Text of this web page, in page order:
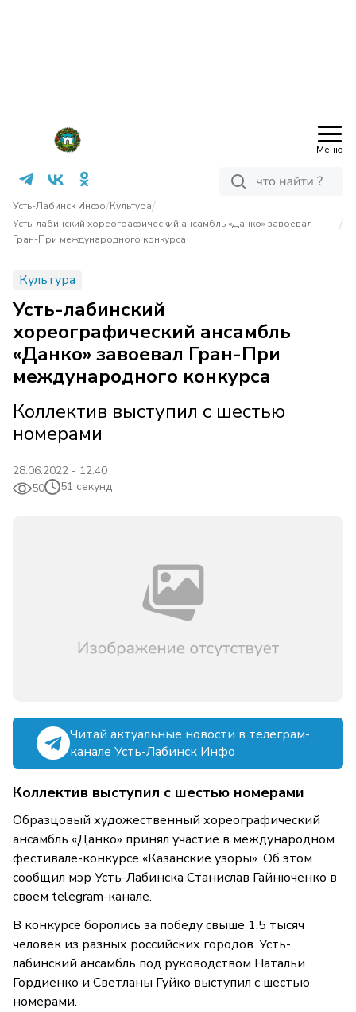
Меню
Усть-Лабинск Инфо/Культура/
Усть-лабинский хореографический ансамбль «Данко» завоевал
Гран-При международного конкурса
/
Культура
Усть-лабинский
хореографический ансамбль
«Данко» завоевал Гран-При
международного конкурса
Коллектив выступил с шестью
номерами
28.06.2022 - 12:40
50
51 секунд
Читай актуальные новости в телеграм-
канале Усть-Лабинск Инфо
Коллектив выступил с шестью номерами
Образцовый художественный хореографический
ансамбль «Данко» принял участие в международном
фестивале-конкурсе «Казанские узоры». Об этом
сообщил мэр Усть-Лабинска Станислав Гайнюченко в
своем telegram-канале.
В конкурсе боролись за победу свыше 1,5 тысяч
человек из разных российских городов. Усть-
лабинский ансамбль под руководством Натальи
Гордиенко и Светланы Гуйко выступил с шестью
номерами.